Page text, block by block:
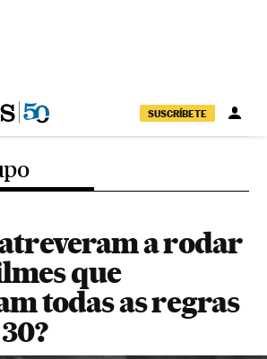
SUSCRÍBETE
atreveram a rodar
que
todas as regras